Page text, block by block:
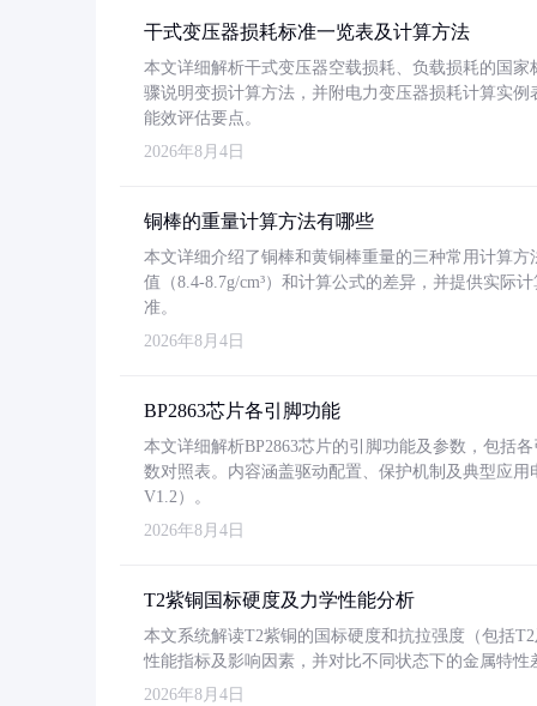
干式变压器损耗标准一览表及计算方法
本文详细解析干式变压器空载损耗、负载损耗的国家
骤说明变损计算方法，并附电力变压器损耗计算实例
能效评估要点。
2026年8月4日
铜棒的重量计算方法有哪些
本文详细介绍了铜棒和黄铜棒重量的三种常用计算
值（8.4-8.7g/cm³）和计算公式的差异，并提供实际
准。
2026年8月4日
BP2863芯片各引脚功能
本文详细解析BP2863芯片的引脚功能及参数，包括
数对照表。内容涵盖驱动配置、保护机制及典型应
V1.2）。
2026年8月4日
T2紫铜国标硬度及力学性能分析
本文系统解读T2紫铜的国标硬度和抗拉强度（包括
性能指标及影响因素，并对比不同状态下的金属特性
2026年8月4日